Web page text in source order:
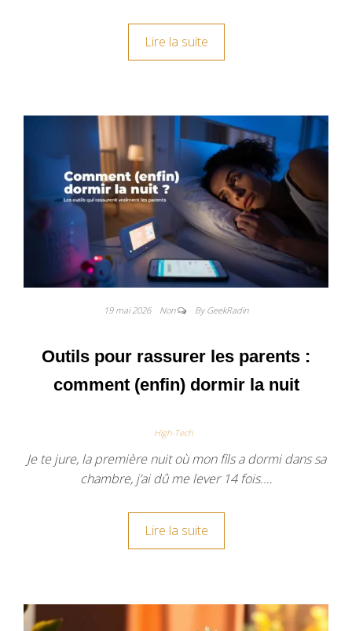
Lire la suite
19 mai 2026 Non By GeekRadin
Outils pour rassurer les parents :
comment (enfin) dormir la nuit
High-Tech
Je te jure, la première nuit où mon fils a dormi dans sa
chambre, j’ai dû me lever 14 fois.…
Lire la suite